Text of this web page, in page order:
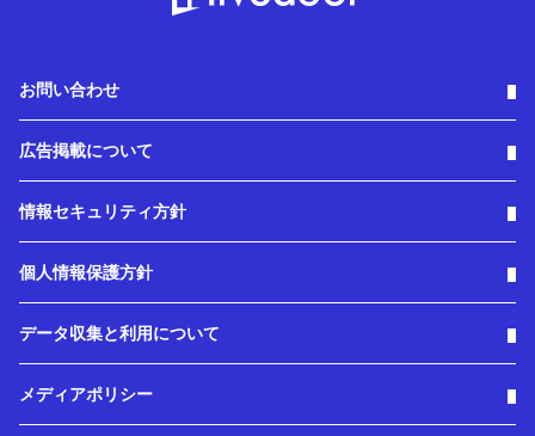
お問い合わせ
広告掲載について
情報セキュリティ方針
個人情報保護方針
データ収集と利用について
メディアポリシー